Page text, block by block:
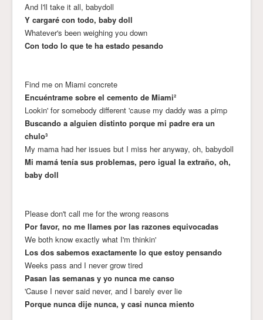
And I'll take it all, babydoll
Y cargaré con todo, baby doll
Whatever's been weighing you down
Con todo lo que te ha estado pesando
Find me on Miami concrete
Encuéntrame sobre el cemento de Miami²
Lookin' for somebody different 'cause my daddy was a pimp
Buscando a alguien distinto porque mi padre era un
chulo³
My mama had her issues but I miss her anyway, oh, babydoll
Mi mamá tenía sus problemas, pero igual la extraño, oh,
baby doll
Please don't call me for the wrong reasons
Por favor, no me llames por las razones equivocadas
We both know exactly what I'm thinkin'
Los dos sabemos exactamente lo que estoy pensando
Weeks pass and I never grow tired
Pasan las semanas y yo nunca me canso
'Cause I never said never, and I barely ever lie
Porque nunca dije nunca, y casi nunca miento